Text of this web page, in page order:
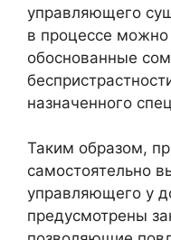
управляющего
в процессе можно
обоснованные
назначенного
Таким образом,
самостоятельно
управляющего у
предусмотрены